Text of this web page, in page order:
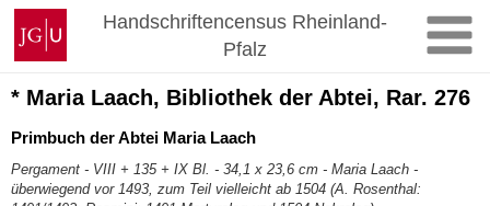
Zum
Inhalt
springen
Johannes
Gutenberg-
Universität
Mainz
Handschriftencensus Rheinland-
Pfalz
* Maria Laach, Bibliothek der Abtei, Rar. 276
Primbuch der Abtei Maria Laach
Pergament - VIII + 135 + IX Bl. - 34,1 x 23,6 cm - Maria Laach -
überwiegend vor 1493, zum Teil vielleicht ab 1504 (A. Rosenthal: